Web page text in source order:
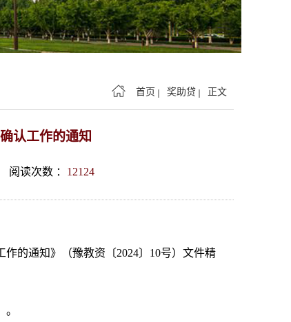
首页 奖助贷 正文
认工作的通知
阅读次数 ： 12124
的通知》（豫教资〔2024〕10号）文件精